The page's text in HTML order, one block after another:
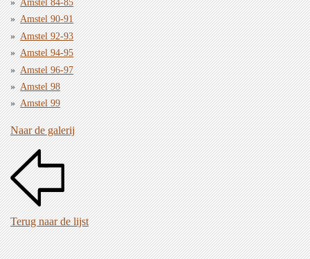
Amstel 84-85
Amstel 90-91
Amstel 92-93
Amstel 94-95
Amstel 96-97
Amstel 98
Amstel 99
Naar de galerij
Terug naar de lijst